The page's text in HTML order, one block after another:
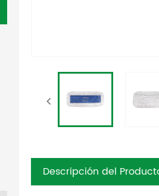
Descripción del